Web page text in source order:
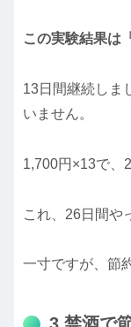
この実験結果は
13日間継続しま
いません。
1,700円×13で、
これ、26日間や
一寸ですが、節